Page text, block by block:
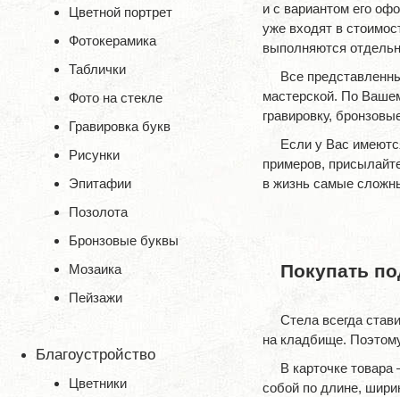
Цветной портрет
Фотокерамика
Таблички
Фото на стекле
Гравировка букв
Рисунки
Эпитафии
Позолота
Бронзовые буквы
Мозаика
Пейзажи
Благоустройство
Цветники
и с вариантом его
уже входят в
выполняются
Все
мастерской. По
гравировку,
Если у Вас
примеров,
в жизнь самые
Покупать
Стела всегда
на кладбище.
В карточке
собой по длине,